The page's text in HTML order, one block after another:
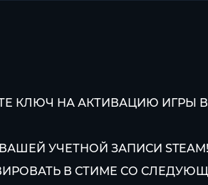
КЛЮЧ НА АКТИВАЦИЮ ИГРЫ В
УЧЕТНОЙ ЗАПИСИ
В СТИМЕ СО